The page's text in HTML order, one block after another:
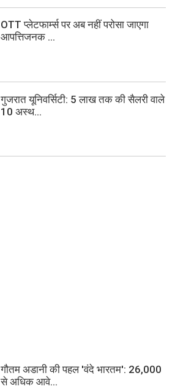
OTT प्लेटफार्म्स पर अब नहीं परोसा जाएगा
आपत्तिजनक ...
गुजरात यूनिवर्सिटी: 5 लाख तक की सैलरी वाले
10 अस्थ...
गौतम अडानी की पहल 'वंदे भारतम': 26,000
से अधिक आवे...